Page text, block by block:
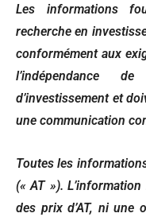
Les informations
recherche en
conformément aux
l’indépendance
d’investissement et
une communication
Toutes les
(« AT »).
des prix d’AT, ni